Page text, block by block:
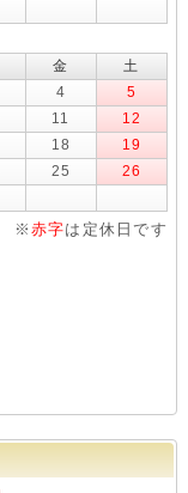
金
土
4
5
11
12
18
19
25
26
※ 赤字は定休日です